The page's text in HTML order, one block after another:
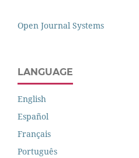
Open Journal Systems
LANGUAGE
English
Español
Français
Português